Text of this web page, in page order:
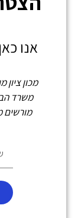
אנו
מכון
משרד
מורשים